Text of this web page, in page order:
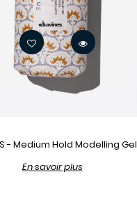
- Medium Hold Modelling Gel
En savoir plus